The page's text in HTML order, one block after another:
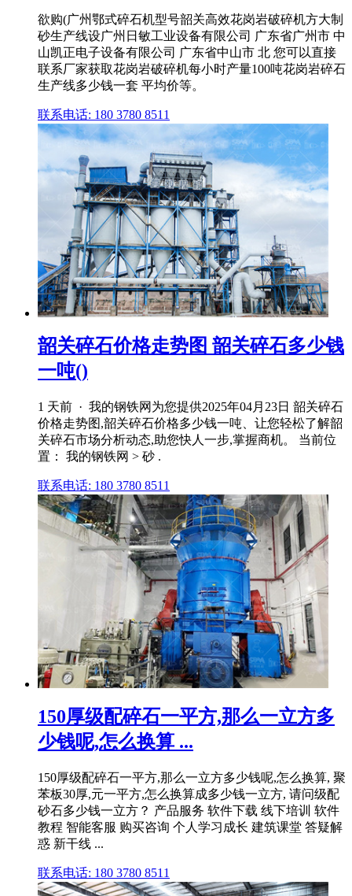
欲购(广州鄂式碎石机型号韶关高效花岗岩破碎机方大制
砂生产线设广州日敏工业设备有限公司 广东省广州市 中
山凯正电子设备有限公司 广东省中山市 北 您可以直接
联系厂家获取花岗岩破碎机每小时产量100吨花岗岩碎石
生产线多少钱一套 平均价等。
联系电话: 180 3780 8511
韶关碎石价格走势图 韶关碎石多少钱
一吨()
1 天前 · 我的钢铁网为您提供2025年04月23日 韶关碎石
价格走势图,韶关碎石价格多少钱一吨、让您轻松了解韶
关碎石市场分析动态,助您快人一步,掌握商机。 当前位
置： 我的钢铁网 > 砂 .
联系电话: 180 3780 8511
150厚级配碎石一平方,那么一立方多
少钱呢,怎么换算 ...
150厚级配碎石一平方,那么一立方多少钱呢,怎么换算, 聚
苯板30厚,元一平方,怎么换算成多少钱一立方, 请问级配
砂石多少钱一立方？ 产品服务 软件下载 线下培训 软件
教程 智能客服 购买咨询 个人学习成长 建筑课堂 答疑解
惑 新干线 ...
联系电话: 180 3780 8511